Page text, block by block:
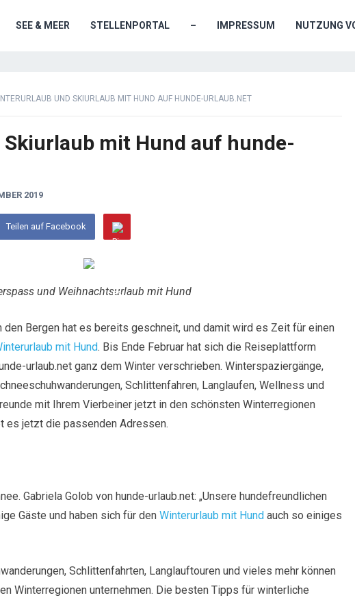
SEE & MEER STELLENPORTAL – IMPRESSUM NUTZUNG
UND SKIURLAUB MIT HUND AUF HUNDE-URLAUB.NET
mit Hund auf hunde-
2019
Teilen auf Facebook
und Weihnachtsurlaub mit Hund
den Bergen hat es bereits geschneit, und damit wird es Zeit für einen
mit Hund. Bis Ende Februar hat sich die Reiseplattform
urlaub.net ganz dem Winter verschrieben. Winterspaziergänge,
Schlittenfahren, Langlaufen, Wellness und
mit Ihrem Vierbeiner jetzt in den schönsten Winterregionen
es jetzt die passenden Adressen.
Gabriela Golob von hunde-urlaub.net: „Unsere hundefreundlichen
Gäste und haben sich für den Winterurlaub mit Hund auch so einiges
Schlittenfahrten, Langlauftouren und vieles mehr können
Winterregionen unternehmen. Die besten Tipps für winterliche